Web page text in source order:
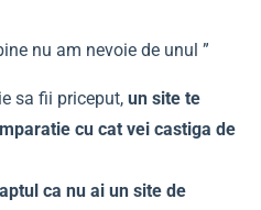
nu am nevoie de unul ”
sa fii priceput,un site te
cu cat vei castiga de
ca nu ai un site de